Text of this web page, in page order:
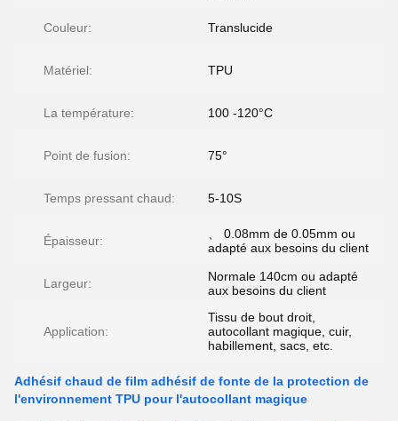
Couleur: Translucide
Matériel: TPU
La température: 100 -120°C
Point de fusion: 75°
Temps pressant chaud: 5-10S
Épaisseur:
、 0.08mm de 0.05mm ou
adapté aux besoins du client
Largeur:
Normale 140cm ou adapté
aux besoins du client
Application:
Tissu de bout droit,
autocollant magique, cuir,
habillement, sacs, etc.
Adhésif chaud de film adhésif de fonte de la protection de
l'environnement TPU pour l'autocollant magique